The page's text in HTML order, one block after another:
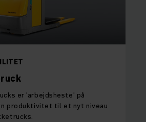
er 'arbejdsheste' på
produktivitet til et nyt niveau